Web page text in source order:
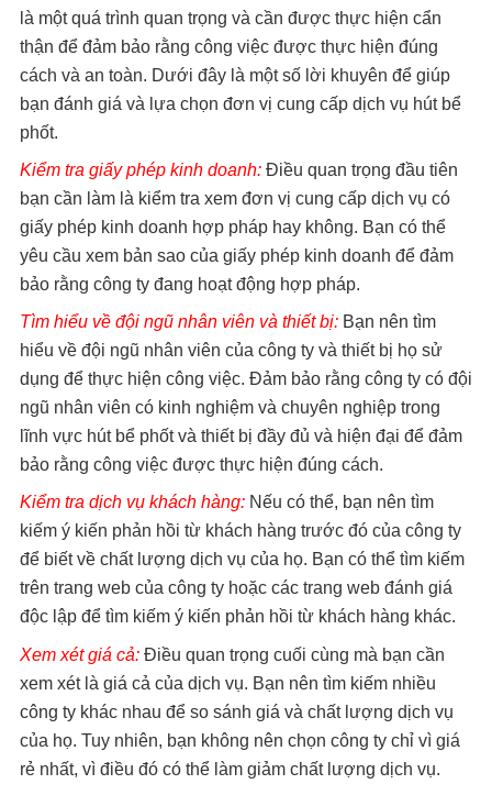
là một quá trình quan trọng và cần được thực hiện cẩn
thận để đảm bảo rằng công việc được thực hiện đúng
cách và an toàn. Dưới đây là một số lời khuyên để giúp
bạn đánh giá và lựa chọn đơn vị cung cấp dịch vụ hút bể
phốt.
Kiểm tra giấy phép kinh doanh:Điều quan trọng đầu tiên
bạn cần làm là kiểm tra xem đơn vị cung cấp dịch vụ có
giấy phép kinh doanh hợp pháp hay không. Bạn có thể
yêu cầu xem bản sao của giấy phép kinh doanh để đảm
bảo rằng công ty đang hoạt động hợp pháp.
Tìm hiểu về đội ngũ nhân viên và thiết bị:Bạn nên tìm
hiểu về đội ngũ nhân viên của công ty và thiết bị họ sử
dụng để thực hiện công việc. Đảm bảo rằng công ty có đội
ngũ nhân viên có kinh nghiệm và chuyên nghiệp trong
lĩnh vực hút bể phốt và thiết bị đầy đủ và hiện đại để đảm
bảo rằng công việc được thực hiện đúng cách.
Kiểm tra dịch vụ khách hàng:Nếu có thể, bạn nên tìm
kiếm ý kiến ​​phản hồi từ khách hàng trước đó của công ty
để biết về chất lượng dịch vụ của họ. Bạn có thể tìm kiếm
trên trang web của công ty hoặc các trang web đánh giá
độc lập để tìm kiếm ý kiến ​​phản hồi từ khách hàng khác.
Xem xét giá cả:Điều quan trọng cuối cùng mà bạn cần
xem xét là giá cả của dịch vụ. Bạn nên tìm kiếm nhiều
công ty khác nhau để so sánh giá và chất lượng dịch vụ
của họ. Tuy nhiên, bạn không nên chọn công ty chỉ vì giá
rẻ nhất, vì điều đó có thể làm giảm chất lượng dịch vụ.